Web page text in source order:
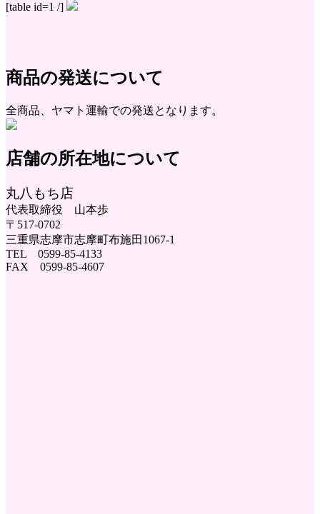
[table id=1 /]
商品の発送について
全商品、ヤマト運輸での発送となります。
店舗の所在地について
丸八もち店
代表取締役 山本歩
〒517-0702
三重県志摩市志摩町布施田1067-1
TEL 0599-85-4133
FAX 0599-85-4607